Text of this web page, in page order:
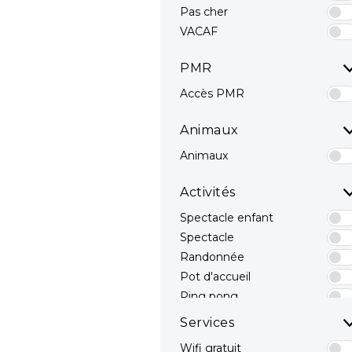
Pas cher
VACAF
PMR
Accès PMR
Animaux
Animaux
Activités
Spectacle enfant
Spectacle
Randonnée
Pot d'accueil
Ping pong
Terrain Multisport
Services
Wifi gratuit